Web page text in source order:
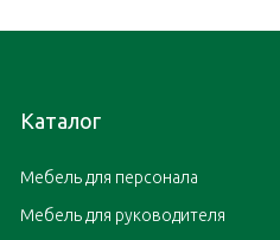
Каталог
Мебель для персонала
Мебель для руководителя